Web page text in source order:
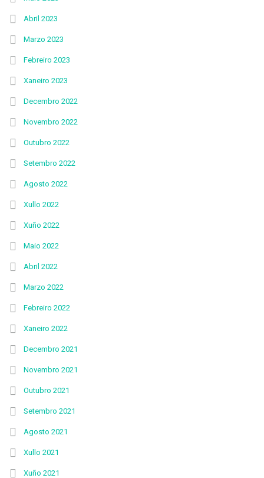
Abril 2023
Marzo 2023
Febreiro 2023
Xaneiro 2023
Decembro 2022
Novembro 2022
Outubro 2022
Setembro 2022
Agosto 2022
Xullo 2022
Xuño 2022
Maio 2022
Abril 2022
Marzo 2022
Febreiro 2022
Xaneiro 2022
Decembro 2021
Novembro 2021
Outubro 2021
Setembro 2021
Agosto 2021
Xullo 2021
Xuño 2021